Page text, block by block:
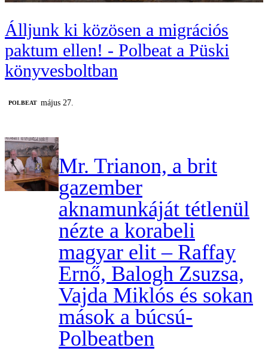
Álljunk ki közösen a migrációs
paktum ellen! - Polbeat a Püski
könyvesboltban
‎POLBEAT május 27.
Mr. Trianon, a brit
gazember
aknamunkáját tétlenül
nézte a korabeli
magyar elit – Raffay
Ernő, Balogh Zsuzsa,
Vajda Miklós és sokan
mások a búcsú-
Polbeatben